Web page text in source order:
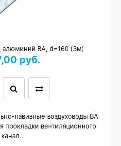
алюминий ВА, d=160 (3м)
руб.
навивные воздуховоды ВА
прокладки вентиляционного
канал..